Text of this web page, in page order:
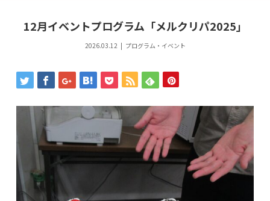
12月イベントプログラム「メルクリパ2025」
2026.03.12 プログラム・イベント